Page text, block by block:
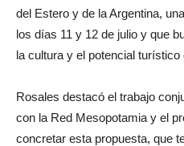
del Estero y de la Argentina,
los días 11 y 12 de julio y que
la cultura y el potencial turístico
Rosales destacó el trabajo
con la Red Mesopotamia y el
concretar esta propuesta, que